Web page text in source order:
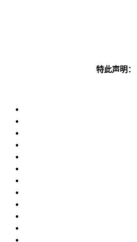
特此声明：